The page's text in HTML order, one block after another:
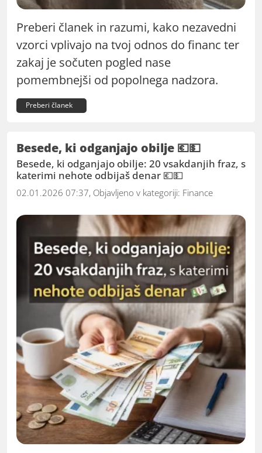
Preberi članek in razumi, kako nezavedni
vzorci vplivajo na tvoj odnos do financ ter
zakaj je sočuten pogled nase
pomembnejši od popolnega nadzora.
Preberi članek
Besede, ki odganjajo obilje 💶💵
Besede, ki odganjajo obilje: 20 vsakdanjih fraz, s
katerimi nehote odbijaš denar 💶💵
02.01.2026 07:37, Objavljeno v kategoriji: Finance